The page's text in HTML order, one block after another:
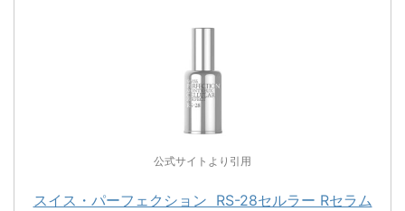
公式サイトより引用
スイス・パーフェクション RS-28セルラー Rセラム